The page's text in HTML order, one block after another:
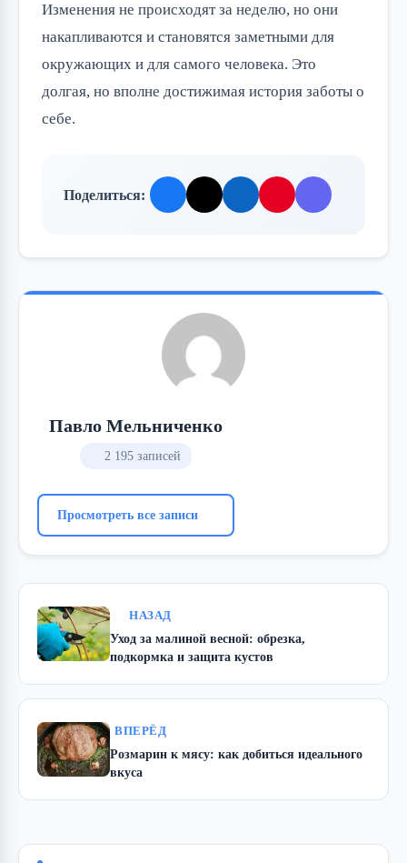
Изменения не происходят за неделю, но они
накапливаются и становятся заметными для
окружающих и для самого человека. Это
долгая, но вполне достижимая история заботы о
себе.
Поделиться:
Павло Мельниченко
2 195 записей
Просмотреть все записи
НАЗАД
Уход за малиной весной: обрезка,
подкормка и защита кустов
ВПЕРЁД
Розмарин к мясу: как добиться идеального
вкуса